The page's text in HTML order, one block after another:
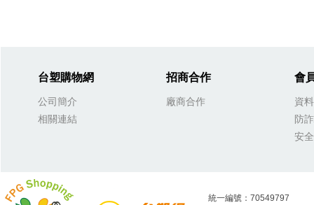
台塑購物網
公司簡介
相關連結
招商合作
廠商合作
會
資
防
安
統一編號：70549797